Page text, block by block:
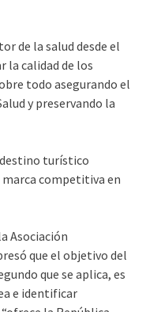
de la salud desde el
la calidad de los
todo asegurando el
y preservando la
turístico
competitiva en
Asociación
que el objetivo del
que se aplica, es
e identificar